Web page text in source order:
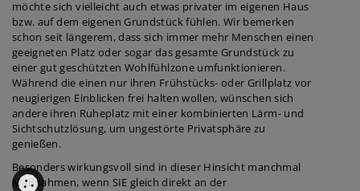
möchte sich vielleicht auch etwas privater im eigenen Haus
bzw. auf dem eigenen Grundstück fühlen. Wir bemerken
schon seit längerem, dass sich immer mehr Menschen einen
geeigneten Platz oder sogar das gesamte Grundstück zu
einer gut geschützten Wohlfühlzone umfunktionieren.
Während die einen nur ihren Frühstücks- oder Grillplatz vor
neugierigen Einblicken frei halten wollen, wünschen sich
andere ihren Ruheplatz mit einer kombinierten Lärm- und
Sichtschutzlösung, um ungestörte Privatsphäre zu
genießen.
Besonders wirkungsvoll sind in dieser Hinsicht manchmal
Maßnahmen, wenn SIE gleich direkt an der